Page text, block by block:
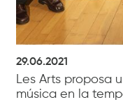
29.06.2021
Les Arts proposa
música en la